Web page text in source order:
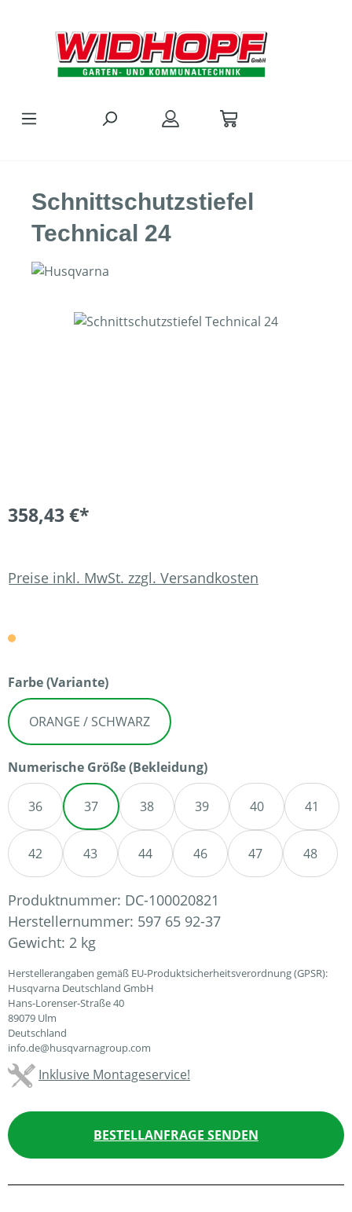
Schnittschutzstiefel
Technical 24
Bildergalerie überspringen
358,43 €*
Preise inkl. MwSt. zzgl. Versandkosten
Farbe (Variante)auswählen
ORANGE / SCHWARZ
Numerische Größe (Bekleidung)auswählen
36 37 38 39 40 41
42 43 44 46 47 48
Produktnummer: DC-100020821
Herstellernummer: 597 65 92-37
Gewicht: 2 kg
Herstellerangaben gemäß EU-Produktsicherheitsverordnung (GPSR):
Husqvarna Deutschland GmbH
Hans-Lorenser-Straße 40
89079 Ulm
Deutschland
info.de@husqvarnagroup.com
Inklusive Montageservice!
BESTELLANFRAGE SENDEN